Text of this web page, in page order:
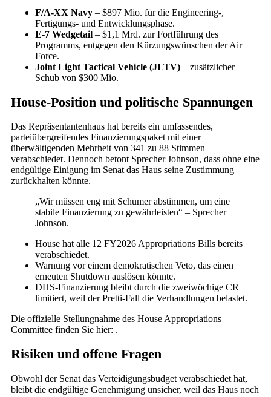
F/A-XX Navy – $897 Mio. für die Engineering-,
Fertigungs- und Entwicklungsphase.
E-7 Wedgetail – $1,1 Mrd. zur Fortführung des
Programms, entgegen den Kürzungswünschen der Air
Force.
Joint Light Tactical Vehicle (JLTV) – zusätzlicher
Schub von $300 Mio.
House-Position und politische Spannungen
Das Repräsentantenhaus hat bereits ein umfassendes,
parteiübergreifendes Finanzierungspaket mit einer
überwältigenden Mehrheit von 341 zu 88 Stimmen
verabschiedet. Dennoch betont Sprecher Johnson, dass ohne eine
endgültige Einigung im Senat das Haus seine Zustimmung
zurückhalten könnte.
„Wir müssen eng mit Schumer abstimmen, um eine
stabile Finanzierung zu gewährleisten“ – Sprecher
Johnson.
House hat alle 12 FY2026 Appropriations Bills bereits
verabschiedet.
Warnung vor einem demokratischen Veto, das einen
erneuten Shutdown auslösen könnte.
DHS-Finanzierung bleibt durch die zweiwöchige CR
limitiert, weil der Pretti-Fall die Verhandlungen belastet.
Die offizielle Stellungnahme des House Appropriations
Committee finden Sie hier: .
Risiken und offene Fragen
Obwohl der Senat das Verteidigungsbudget verabschiedet hat,
bleibt die endgültige Genehmigung unsicher, weil das Haus noch